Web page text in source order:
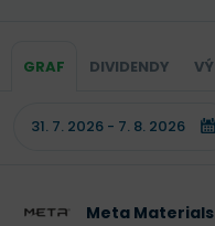
GRAF DIVIDENDY
Meta Materials